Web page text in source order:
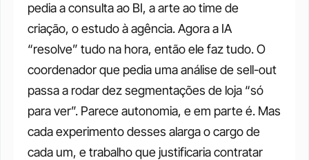
pedia a consulta ao BI, a arte ao time de
criação, o estudo à agência. Agora a IA
“resolve” tudo na hora, então ele faz tudo. O
coordenador que pedia uma análise de sell-out
passa a rodar dez segmentações de loja “só
para ver”. Parece autonomia, e em parte é. Mas
cada experimento desses alarga o cargo de
cada um, e trabalho que justificaria contratar